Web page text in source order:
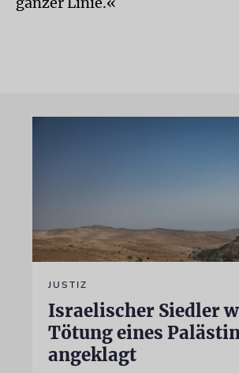
JUSTIZ
Israelischer Siedler
Tötung eines
angeklagt